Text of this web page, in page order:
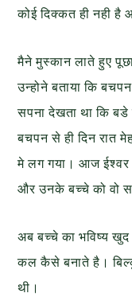
कोई दिक्कत ही नही है
मैने मुस्कान लाते हुए
उन्होने बताया कि
सपना देखता था कि बडे
बचपन से ही दिन रात
मे लग गया। आज ईश्वर
और उनके बच्चे को वो
अब बच्चे का भविष्य खुद
कल कैसे बनाते है।
थी।